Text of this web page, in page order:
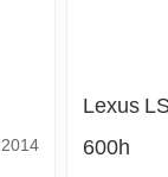
2014
Lexus
600h